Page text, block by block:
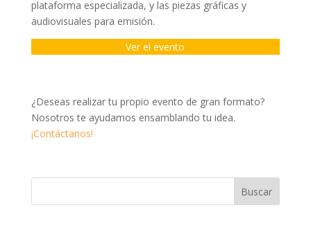
plataforma especializada, y las piezas gráficas y
audiovisuales para emisión.
Ver el evento
¿Deseas realizar tu propio evento de gran formato?
Nosotros te ayudamos ensamblando tu idea.
¡Contáctanos!
Buscar